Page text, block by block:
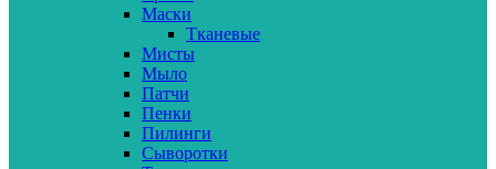
Маски
Тканевые
Мисты
Мыло
Патчи
Пенки
Пилинги
Сыворотки